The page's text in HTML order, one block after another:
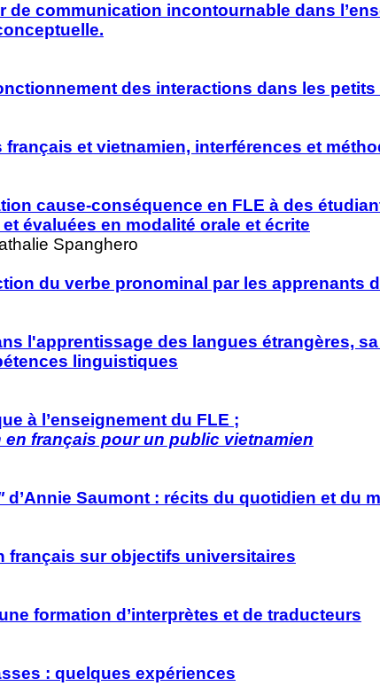
de communication incontournable dans
des interactions dans les
et vietnamien, interférences et
cause-conséquence en FLE à des
évaluées en modalité orale et écrite
Spanghero
du verbe pronominal par les apprenants
l'apprentissage des langues étrangères,
linguistiques
à l’enseignement du FLE ;
en français pour un public vietnamien
d’Annie Saumont : récits du quotidien et du
français sur objectifs universitaires
formation d’interprètes et de traducteurs
: quelques expériences